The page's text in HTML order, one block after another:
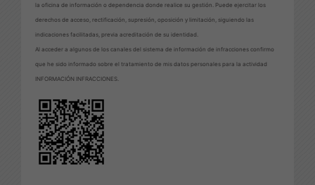
la oficina de información o dependencia donde realice su gestión. Puede ejercitar los
derechos de acceso, rectificación, supresión, oposición y limitación, siguiendo las
indicaciones facilitadas, previa acreditación de su identidad.
Al acceder a algunos de los canales del sistema de información de infracciones confirmo
que he sido informado sobre el tratamiento de mis datos personales para la actividad
INFORMACIÓN INFRACCIONES.